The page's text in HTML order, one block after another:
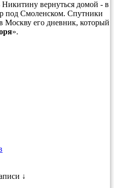
вернуться домой - в
под Смоленском. Спутники
Москву его дневник, который
».
↓